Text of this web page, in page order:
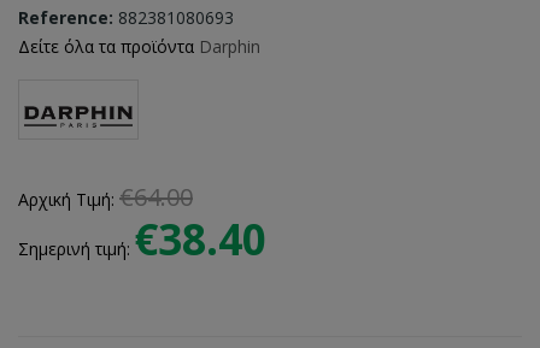
Reference: 882381080693
Δείτε όλα τα προϊόντα Darphin
Αρχική Τιμή: €64.00
Σημερινή τιμή: €38.40